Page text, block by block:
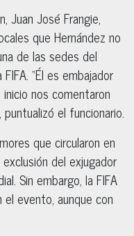
Juan José Frangie,
que Hernández no
de las sedes del
“Él es embajador
nos comentaron
el funcionario.
que circularon en
del exjugador
Sin embargo, la FIFA
evento, aunque con